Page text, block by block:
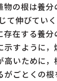
の根は養分
て伸びてい
在する養分
すように，
いために
がごとくの